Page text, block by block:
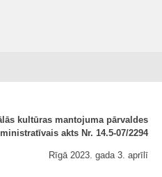
kultūras mantojuma pārvaldes
akts Nr. 14.5-07/2294
Rīgā 2023. gada 3. aprīlī